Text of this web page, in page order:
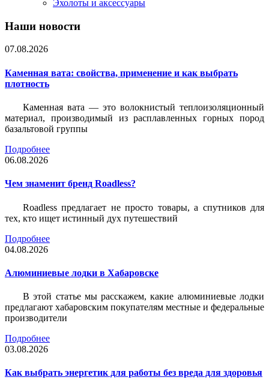
Эхолоты и аксессуары
Наши новости
07.08.2026
Каменная вата: свойства, применение и как выбрать
плотность
Каменная вата — это волокнистый теплоизоляционный
материал, производимый из расплавленных горных пород
базальтовой группы
Подробнее
06.08.2026
Чем знаменит бренд Roadless?
Roadless предлагает не просто товары, а спутников для
тех, кто ищет истинный дух путешествий
Подробнее
04.08.2026
Алюминиевые лодки в Хабаровске
В этой статье мы расскажем, какие алюминиевые лодки
предлагают хабаровским покупателям местные и федеральные
производители
Подробнее
03.08.2026
Как выбрать энергетик для работы без вреда для здоровья